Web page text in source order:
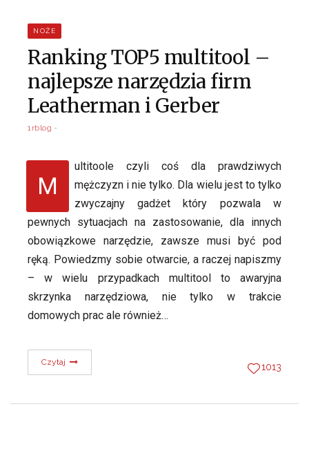
NOŻE
Ranking TOP5 multitool –
najlepsze narzędzia firm
Leatherman i Gerber
1rblog
M
ultitoole czyli coś dla prawdziwych
mężczyzn i nie tylko. Dla wielu jest to tylko
zwyczajny gadżet który pozwala w
pewnych sytuacjach na zastosowanie, dla innych
obowiązkowe narzędzie, zawsze musi być pod
ręką. Powiedzmy sobie otwarcie, a raczej napiszmy
– w wielu przypadkach multitool to awaryjna
skrzynka narzędziowa, nie tylko w trakcie
domowych prac ale również…
Czytaj 1013